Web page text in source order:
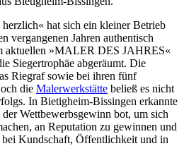
hat sich ein kleiner Betrieb
vergangenen Jahren authentisch
aktuellen »MALER DES JAHRES«
Siegertrophäe abgeräumt. Die
Riegraf sowie bei ihren fünf
die Malerwerkstätte beließ es nicht
In Bietigheim-Bissingen erkannte
Wettbewerbsgewinn bot, um sich
an Reputation zu gewinnen und
bei Kundschaft, Öffentlichkeit und in